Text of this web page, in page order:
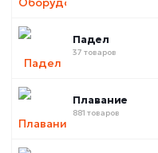
Падел
37 товаров
Плавание
881 товаров